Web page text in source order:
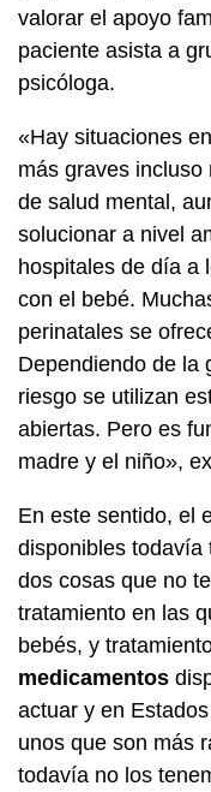
valorar el apoyo
paciente asista a
psicóloga.
«Hay situaciones
más graves
de salud mental,
solucionar a nivel
hospitales de día a
con el bebé.
perinatales se
Dependiendo de la
riesgo se utilizan
abiertas. Pero es
madre y el niño»,
En este sentido, el
disponibles todavía
dos cosas que no
tratamiento en las
bebés, y
medicamentos
actuar y en
unos que son más
todavía no los